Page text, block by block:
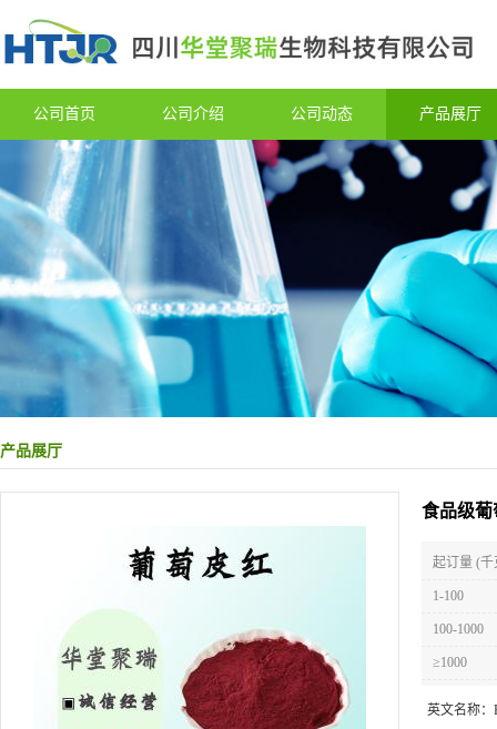
公司首页 公司介绍 公司动态 产品展厅
产品展厅
食品级葡
起订量 (千
1-100
100-1000
≥1000
英文名称：